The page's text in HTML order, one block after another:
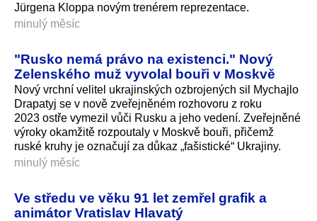
Jürgena Kloppa novým trenérem reprezentace.
minulý měsíc
"Rusko nemá právo na existenci." Nový
Zelenského muž vyvolal bouři v Moskvě
Nový vrchní velitel ukrajinských ozbrojených sil Mychajlo
Drapatyj se v nově zveřejněném rozhovoru z roku
2023 ostře vymezil vůči Rusku a jeho vedení. Zveřejněné
výroky okamžitě rozpoutaly v Moskvě bouři, přičemž
ruské kruhy je označují za důkaz „fašistické“ Ukrajiny.
minulý měsíc
Ve středu ve věku 91 let zemřel grafik a
animátor Vratislav Hlavatý